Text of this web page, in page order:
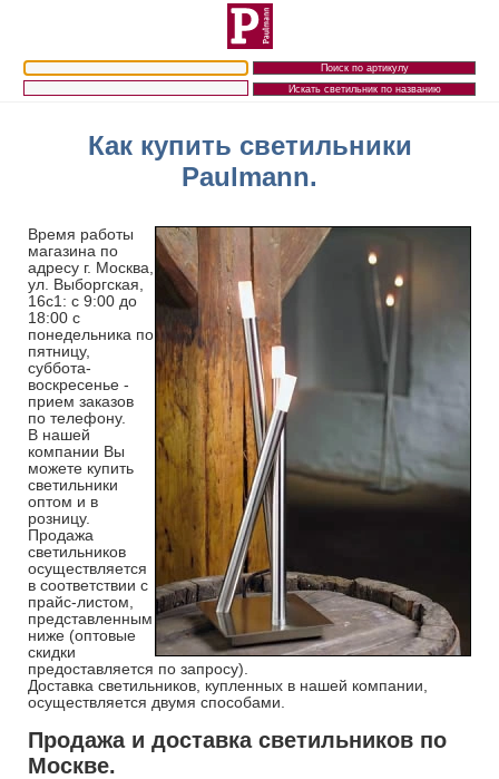
Как купить светильники
Paulmann.
Время работы
магазина по
адресу г. Москва,
ул. Выборгская,
16с1: с 9:00 до
18:00 с
понедельника по
пятницу,
суббота-
воскресенье -
прием заказов
по телефону.
В нашей
компании Вы
можете купить
светильники
оптом и в
розницу.
Продажа
светильников
осуществляется
в соответствии с
прайс-листом,
представленным
ниже (оптовые
скидки
предоставляется по запросу).
Доставка светильников, купленных в нашей компании,
осуществляется двумя способами.
Продажа и доставка светильников по
Москве.